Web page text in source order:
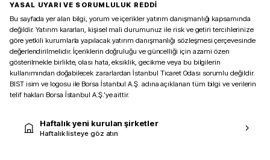
YASAL UYARI VE SORUMLULUK REDDİ
Bu sayfada yer alan bilgi, yorum ve içerikler yatırım danışmanlığı kapsamında
değildir. Yatırım kararları, kişisel mali durumunuz ile risk ve getiri tercihlerinize
göre yetkili kurumlarla yapılacak yatırım danışmanlığı sözleşmesi çerçevesinde
değerlendirilmelidir. İçeriklerin doğruluğu ve güncelliği için azami özen
gösterilmekle birlikte, olası hata, eksiklik, gecikme veya bu bilgilerin
kullanımından doğabilecek zararlardan İstanbul Ticaret Odası sorumlu değildir.
BIST isim ve logosu ile Borsa İstanbul A.Ş. adına açıklanan tüm bilgi ve verilerin
telif hakları Borsa İstanbul A.Ş.’ye aittir.
Haftalık yeni kurulan şirketler
Haftalık listeye göz atın